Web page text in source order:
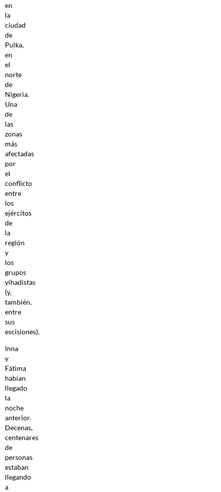
en
la
ciudad
de
Pulka,
en
el
norte
de
Nigeria.
Una
de
las
zonas
más
afectadas
por
el
conflicto
entre
los
ejércitos
de
la
región
y
los
grupos
yihadistas
(y,
también,
entre
sus
escisiones).
Inna
y
Fátima
habían
llegado
la
noche
anterior.
Decenas,
centenares
de
personas
estaban
llegando
a